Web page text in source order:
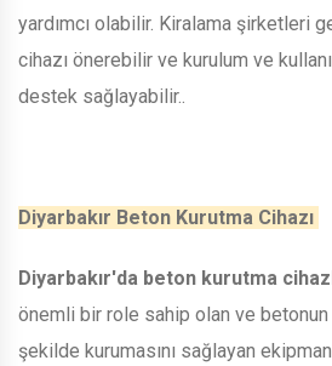
yardımcı olabilir. Kiralama şirketleri
cihazı önerebilir ve kurulum ve
destek sağlayabilir..
Diyarbakır Beton Kurutma Cihazı
Diyarbakır'da beton kurutma
önemli bir role sahip olan ve betonun
şekilde kurumasını sağlayan